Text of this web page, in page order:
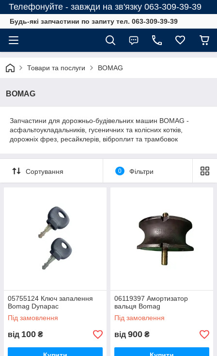
Телефонуйте - завжди на зв'язку 063-309-39-39
Будь-які запчастини по запиту тел. 063-309-39-39
Товари та послуги BOMAG
BOMAG
Запчастини для дорожньо-будівельних машин BOMAG -
асфальтоукладальників, гусеничних та колісних котків,
дорожніх фрез, ресайклерів, віброплит та трамбовок
Сортування 0 Фільтри
05755124 Ключ запалення
Bomag Dynapac
Під замовлення
від 100 ₴
06119397 Амортизатор
вальця Bomag
Під замовлення
від 900 ₴